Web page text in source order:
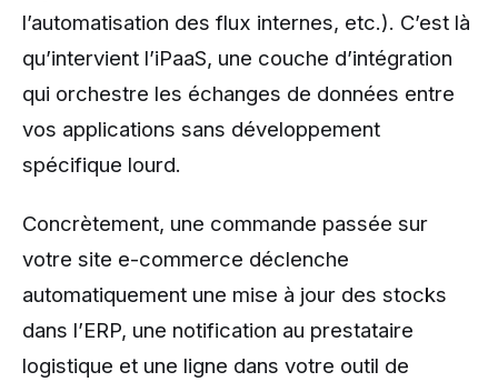
l’automatisation des flux internes, etc.). C’est là
qu’intervient l’iPaaS, une couche d’intégration
qui orchestre les échanges de données entre
vos applications sans développement
spécifique lourd.
Concrètement, une commande passée sur
votre site e-commerce déclenche
automatiquement une mise à jour des stocks
dans l’ERP, une notification au prestataire
logistique et une ligne dans votre outil de